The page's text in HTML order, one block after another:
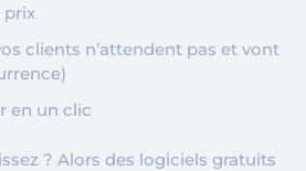
prix
clients n’attendent pas et vont
en un clic
? Alors des logiciels gratuits